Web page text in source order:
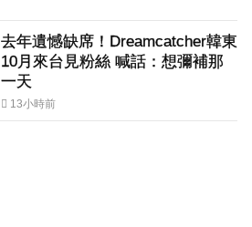
去年遺憾缺席！Dreamcatcher韓東
10月來台見粉絲 喊話：想彌補那
一天
13小時前